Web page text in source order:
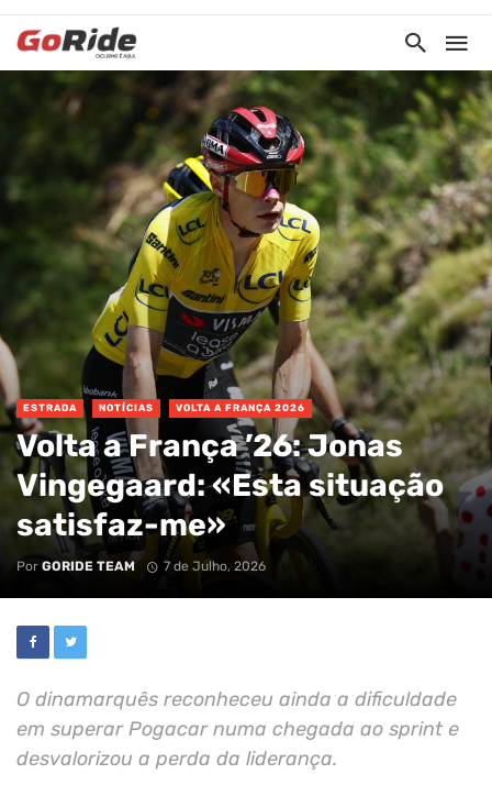
ESTRADA NOTÍCIAS VOLTA A FRANÇA 2026
Volta a França ’26: Jonas
Vingegaard: «Esta situação
satisfaz-me»
Por GORIDE TEAM 7 de Julho, 2026
O dinamarquês reconheceu ainda a dificuldade
em superar Pogacar numa chegada ao sprint e
desvalorizou a perda da liderança.